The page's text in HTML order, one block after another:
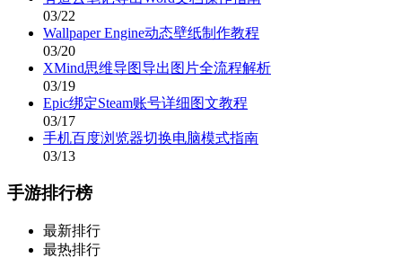
03/22
Wallpaper Engine动态壁纸制作教程
03/20
XMind思维导图导出图片全流程解析
03/19
Epic绑定Steam账号详细图文教程
03/17
手机百度浏览器切换电脑模式指南
03/13
手游排行榜
最新排行
最热排行